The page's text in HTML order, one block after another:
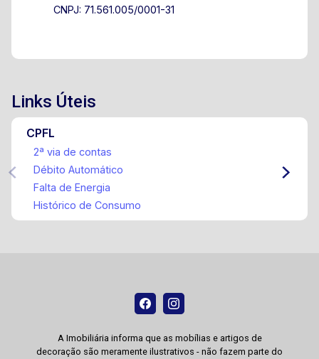
CNPJ: 71.561.005/0001-31
Links Úteis
CPFL
2ª via de contas
Débito Automático
Falta de Energia
Histórico de Consumo
A Imobiliária informa que as mobílias e artigos de
decoração são meramente ilustrativos - não fazem parte do